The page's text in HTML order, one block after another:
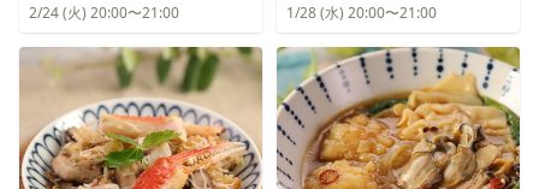
2/24 (火) 20:00〜21:00 1/28 (水) 20:00〜21:00